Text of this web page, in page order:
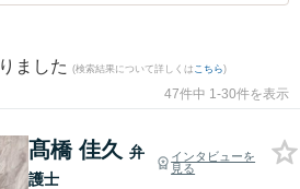
ました (検索結果について詳しくは こちら)
47件中 1-30件を表示
髙橋 佳久 弁
護士
インタビューを
見る